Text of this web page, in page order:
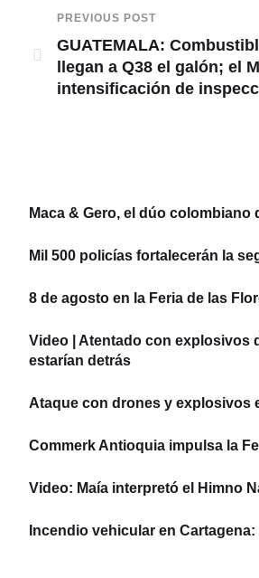
PREVIOUS POST
GUATEMALA:
llegan a Q38 el galón; el
intensificación de
Maca & Gero, el dúo
Mil 500 policías fortalecerán la
8 de agosto en la Feria de las
Video | Atentado con explosivos
estarían detrás
Ataque con drones y explosivos
Commerk Antioquia impulsa la
Video: Maía interpretó el Himno
Incendio vehicular en